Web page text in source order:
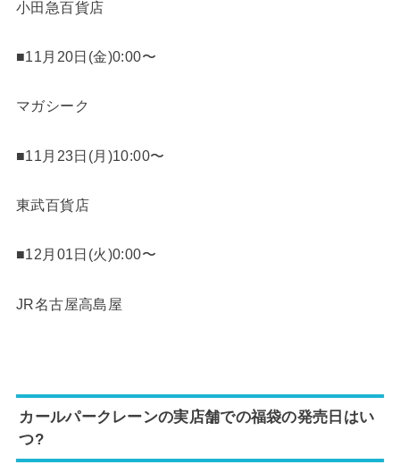
小田急百貨店
■11月20日(金)0:00〜
マガシーク
■11月23日(月)10:00〜
東武百貨店
■12月01日(火)0:00〜
JR名古屋高島屋
カールパークレーンの実店舗での福袋の発売日はい
つ?